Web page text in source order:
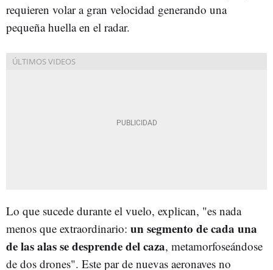
requieren volar a gran velocidad generando una
pequeña huella en el radar.
Lo que sucede durante el vuelo, explican, "es nada
menos que extraordinario: un segmento de cada una
de las alas se desprende del caza, metamorfoseándose
de dos drones". Este par de nuevas aeronaves no